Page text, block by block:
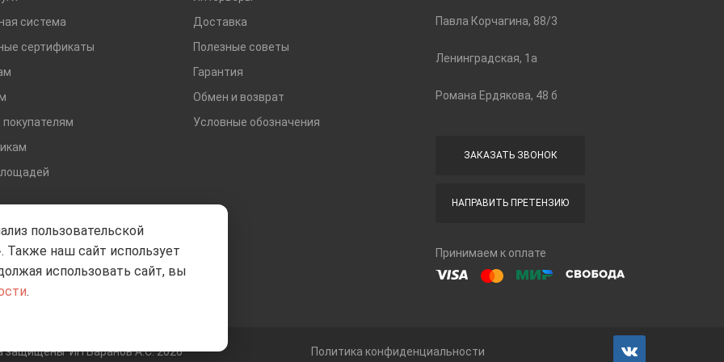
система
сертификаты
Доставка
Полезные советы
Гарантия
Обмен и возврат
Условные обозначения
Павла Корчагина, 88/3
Ленинградская, 1а
Романа Ердякова, 48 б
ЗАКАЗАТЬ ЗВОНОК
НАПРАВИТЬ ПРЕТЕНЗИЮ
Принимаем к оплате
защищеныИП Баранов А.С. 2026 Политика конфиденциальности
пользовательской
наш сайт использует
использовать сайт, вы
.